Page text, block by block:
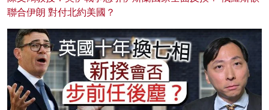
聯合伊朗 對付北約美國？